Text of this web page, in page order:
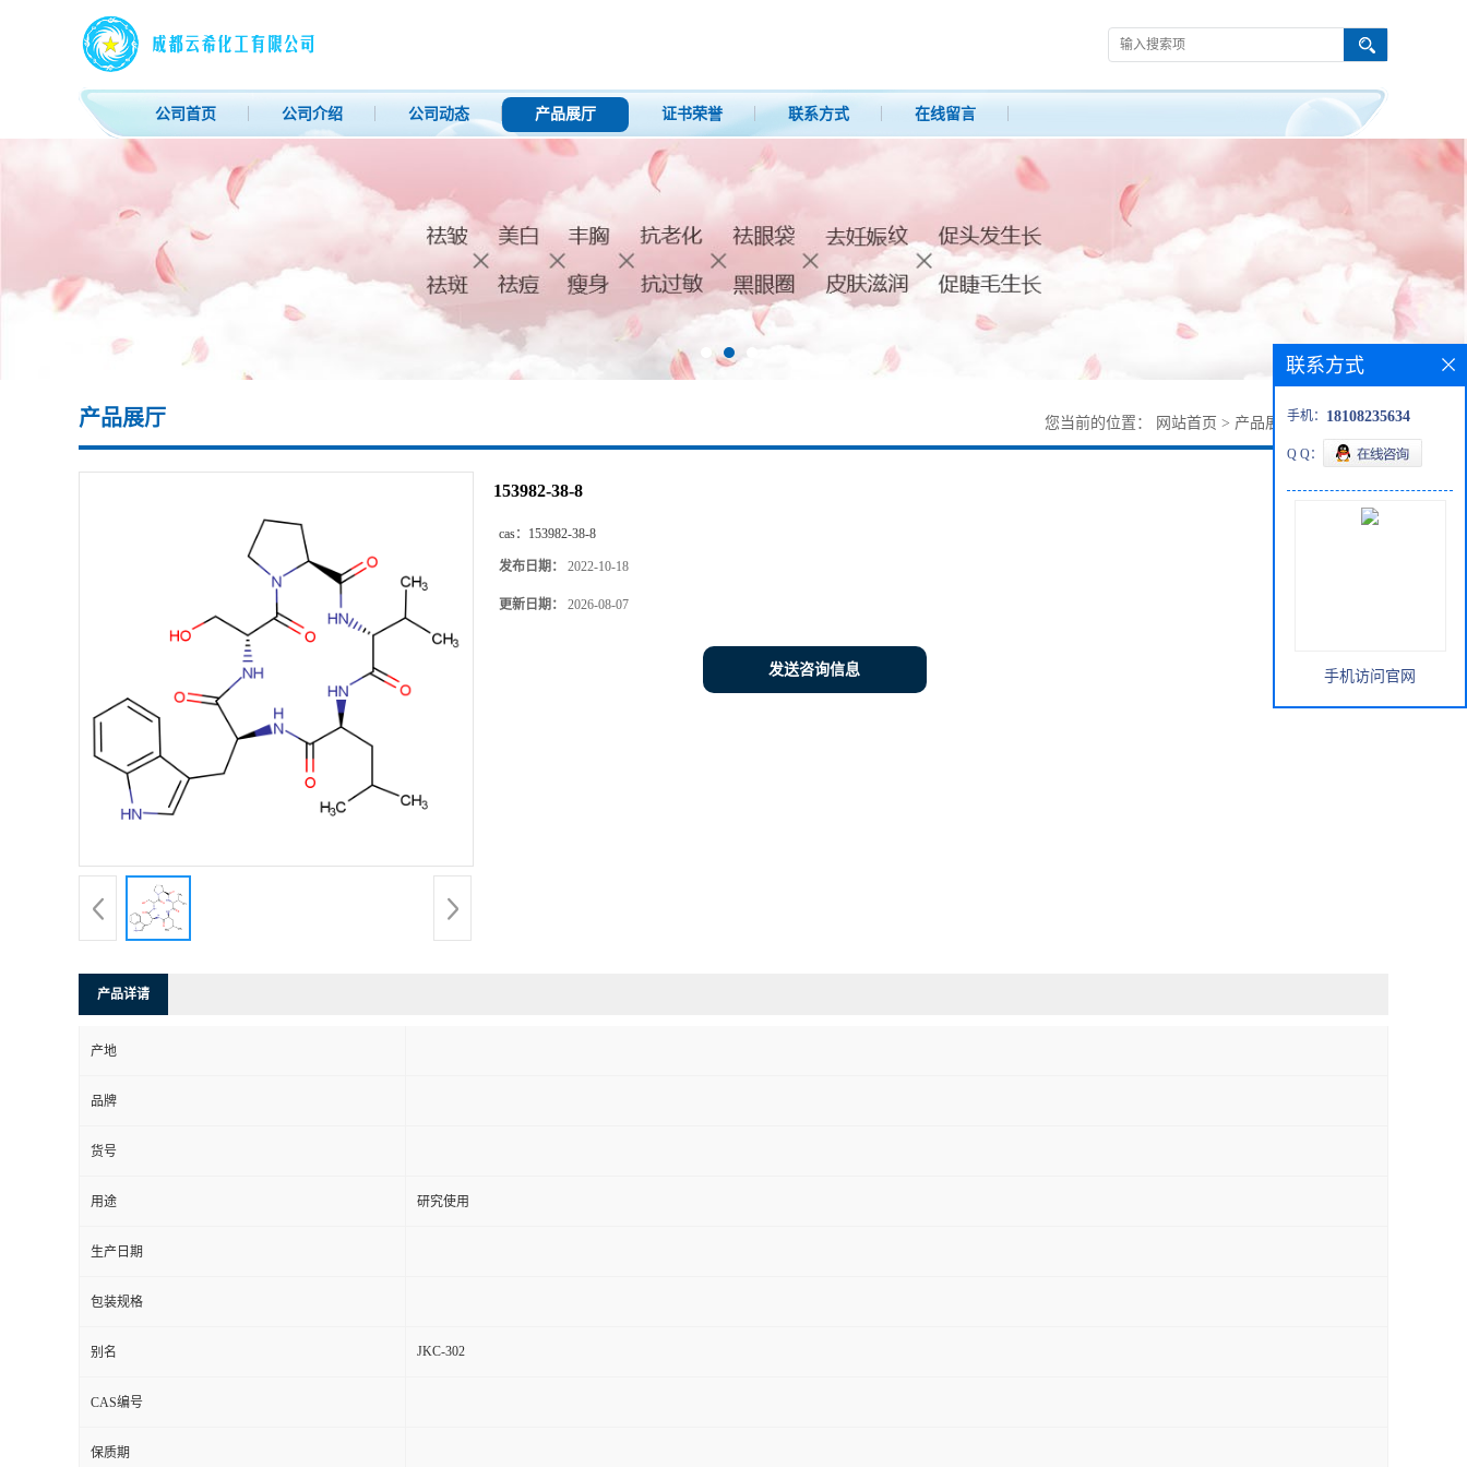
公司首页 公司介绍 公司动态 产品展厅 证书荣誉 联系方式 在线留言
产品展厅 您当前的位置： 网站首页 > 产品展厅 >153982-38-8
153982-38-8
cas： 153982-38-8
发布日期： 2022-10-18
更新日期： 2026-08-07
发送咨询信息
产品详请
产地
品牌
货号
用途 研究使用
生产日期
包装规格
别名 JKC-302
CAS编号
保质期
联系方式
手机： 18108235634
Q Q：
手机访问官网